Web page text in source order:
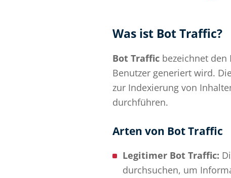
Was ist Bot Traffic?
Bot Traffic bezeichnet
Benutzer generiert wird.
zur Indexierung von
durchführen.
Arten von Bot Traffic
Legitimer Bot Traffic:
durchsuchen, um